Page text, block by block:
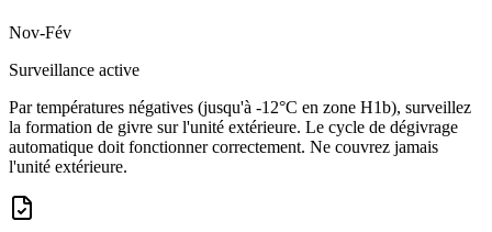
Nov-Fév
Surveillance active
Par températures négatives (jusqu'à -12°C en zone H1b), surveillez
la formation de givre sur l'unité extérieure. Le cycle de dégivrage
automatique doit fonctionner correctement. Ne couvrez jamais
l'unité extérieure.